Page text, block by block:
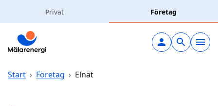
Privat Företag
Elavtal
Elnät
Start › Företag › Elnät